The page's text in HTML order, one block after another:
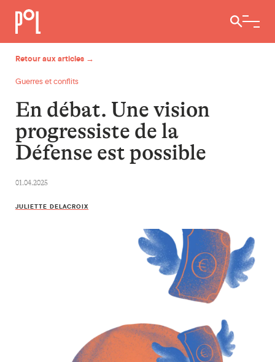
Ouvrir /
Retour aux articles →
Guerres et conflits
En débat. Une vision
progressiste de la
Défense est possible
01.04.2025
JULIETTE DELACROIX